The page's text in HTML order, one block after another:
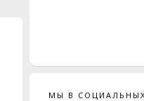
МЫ В